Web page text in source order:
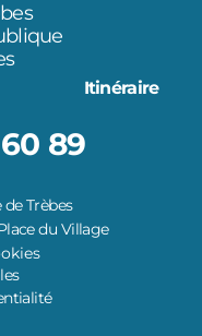
Itinéraire
89
Trèbes
du Village